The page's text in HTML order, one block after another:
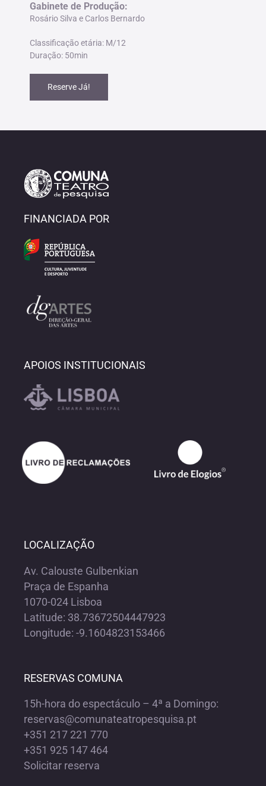
Gabinete de Produção:
Rosário Silva e Carlos Bernardo
Classificação etária: M/12
Duração: 50min
Reserve Já!
FINANCIADA POR
APOIOS INSTITUCIONAIS
LOCALIZAÇÃO
Av. Calouste Gulbenkian
Praça de Espanha
1070-024 Lisboa
Latitude: 38.73672504447923
Longitude: -9.1604823153466
RESERVAS COMUNA
15h-hora do espectáculo – 4ª a Domingo:
reservas@comunateatropesquisa.pt
+351 217 221 770
+351 925 147 464
Solicitar reserva